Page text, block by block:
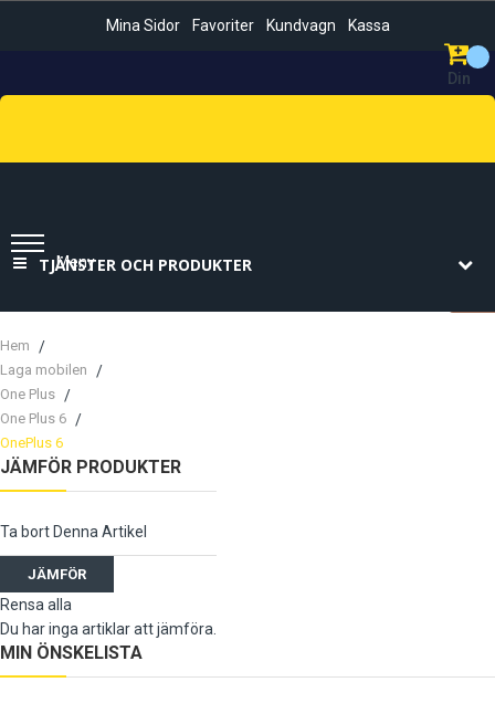
Mina Sidor Favoriter Kundvagn Kassa
Din
Kundvagn
Sök
TJÄNSTER OCH PRODUKTER
Meny
Hem
Laga mobilen
One Plus
One Plus 6
OnePlus 6
JÄMFÖR PRODUKTER
Ta bort Denna Artikel
JÄMFÖR
Rensa alla
Du har inga artiklar att jämföra.
MIN ÖNSKELISTA